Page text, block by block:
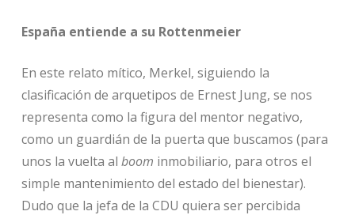
España entiende a su Rottenmeier
En este relato mítico, Merkel, siguiendo la
clasificación de arquetipos de Ernest Jung, se nos
representa como la figura del mentor negativo,
como un guardián de la puerta que buscamos (para
unos la vuelta al boom inmobiliario, para otros el
simple mantenimiento del estado del bienestar).
Dudo que la jefa de la CDU quiera ser percibida